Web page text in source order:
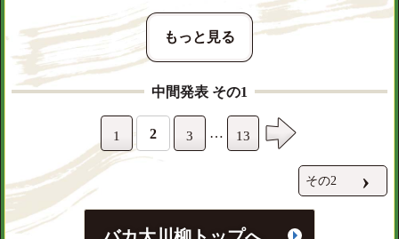
もっと見る
中間発表 その1
1 2 3 … 13
その2 ›